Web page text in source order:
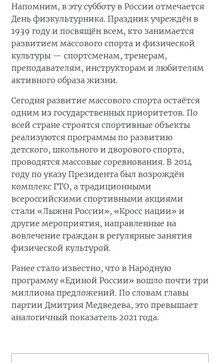
Напомним, в эту субботу в России отмечается
День физкультурника. Праздник учреждён в
1939 году и посвящён всем, кто занимается
развитием массового спорта и физической
культуры — спортсменам, тренерам,
преподавателям, инструкторам и любителям
активного образа жизни.
Сегодня развитие массового спорта остаётся
одним из государственных приоритетов. По
всей стране строятся спортивные объекты
реализуются программы по развитию
детского, школьного и дворового спорта,
проводятся массовые соревнования. В 2014
году по указу Президента был возрождён
комплекс ГТО, а традиционными
всероссийскими спортивными акциями
стали «Лыжня России», «Кросс нации» и
другие мероприятия, направленные на
вовлечение граждан в регулярные занятия
физической культурой.
Ранее стало известно, что в Народную
программу «Единой России» вошло почти три
миллиона предложений. По словам главы
партии Дмитрия Медведева, это превышает
аналогичный показатель 2021 года.